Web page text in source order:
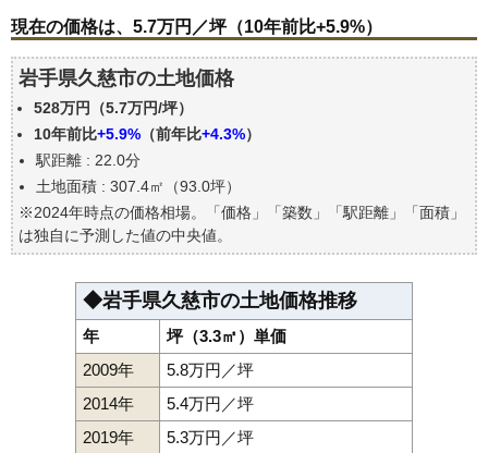
価格を詳細に分析しよう
岩手県久慈市の土地の過去の売買事例
公示地価はいくら
エリアの将来性を人口予想から検討しよう
自分の年収でいくらの不動産が買える？
現在の価格は、5.7万円／坪（10年前比+5.9%）
岩手県久慈市の土地価格
528万円（5.7万円/坪）
10年前比+5.9% （前年比+4.3%）
駅距離 : 22.0分
土地面積 : 307.4㎡（93.0坪）
※2024年時点の価格相場。「価格」「築数」「駅距離」「面積」
は独自に予測した値の中央値。
◆岩手県久慈市の土地価格推移
年
坪（3.3㎡）単価
2009年
5.8万円／坪
2014年
5.4万円／坪
2019年
5.3万円／坪